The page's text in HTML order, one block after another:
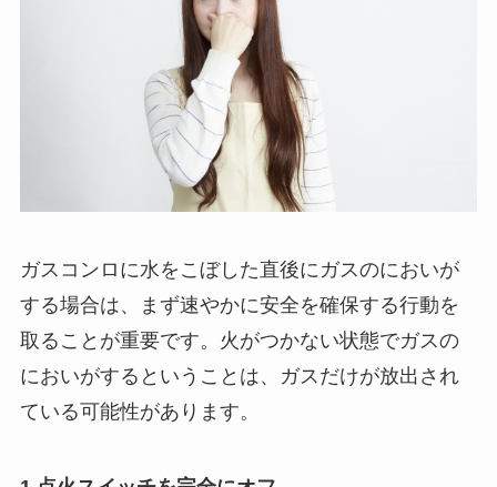
ガスコンロに水をこぼした直後にガスのにおいが
する場合は、まず速やかに安全を確保する行動を
取ることが重要です。火がつかない状態でガスの
においがするということは、ガスだけが放出され
ている可能性があります。